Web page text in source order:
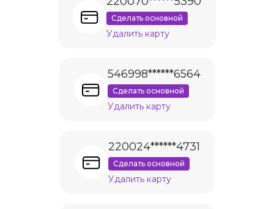
Сделать основной
Удалить карту
546998******6564
Сделать основной
Удалить карту
220024******4731
Сделать основной
Удалить карту